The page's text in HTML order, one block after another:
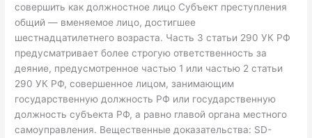
совершить как должностное лицо Субъект преступления
общий — вменяемое лицо, достигшее
шестнадцатилетнего возраста. Часть 3 статьи 290 УК РФ
предусматривает более строгую ответственность за
деяние, предусмотренное частью 1 или частью 2 статьи
290 УК РФ, совершенное лицом, занимающим
государственную должность РФ или государственную
должность субъекта РФ, а равно главой органа местного
самоуправления. Вещественные доказательства: SD-